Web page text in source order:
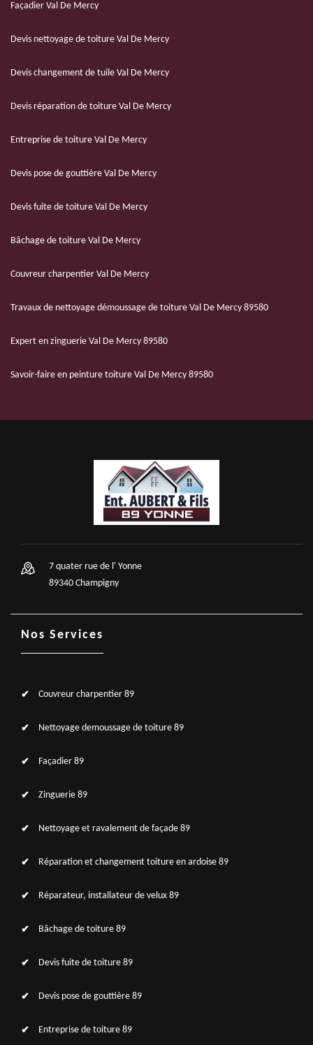
Façadier Val De Mercy
Devis nettoyage de toiture Val De Mercy
Devis changement de tuile Val De Mercy
Devis réparation de toiture Val De Mercy
Entreprise de toiture Val De Mercy
Devis pose de gouttière Val De Mercy
Devis fuite de toiture Val De Mercy
Bâchage de toiture Val De Mercy
Couvreur charpentier Val De Mercy
Travaux de nettoyage démoussage de toiture Val De Mercy 89580
Expert en zinguerie Val De Mercy 89580
Savoir-faire en peinture toiture Val De Mercy 89580
7 quater rue de l' Yonne
89340 Champigny
Nos Services
Couvreur charpentier 89
Nettoyage demoussage de toiture 89
Façadier 89
Zinguerie 89
Nettoyage et ravalement de façade 89
Réparation et changement toiture en ardoise 89
Réparateur, installateur de velux 89
Bâchage de toiture 89
Devis fuite de toiture 89
Devis pose de gouttière 89
Entreprise de toiture 89